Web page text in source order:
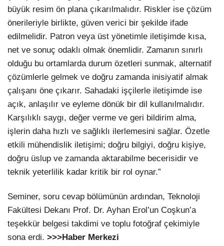
büyük resim ön plana çıkarılmalıdır. Riskler ise çözüm
önerileriyle birlikte, güven verici bir şekilde ifade
edilmelidir. Patron veya üst yönetimle iletişimde kısa,
net ve sonuç odaklı olmak önemlidir. Zamanın sınırlı
olduğu bu ortamlarda durum özetleri sunmak, alternatif
çözümlerle gelmek ve doğru zamanda inisiyatif almak
çalışanı öne çıkarır. Sahadaki işçilerle iletişimde ise
açık, anlaşılır ve eyleme dönük bir dil kullanılmalıdır.
Karşılıklı saygı, değer verme ve geri bildirim alma,
işlerin daha hızlı ve sağlıklı ilerlemesini sağlar. Özetle
etkili mühendislik iletişimi; doğru bilgiyi, doğru kişiye,
doğru üslup ve zamanda aktarabilme becerisidir ve
teknik yeterlilik kadar kritik bir rol oynar.”
Seminer, soru cevap bölümünün ardından, Teknoloji
Fakültesi Dekanı Prof. Dr. Ayhan Erol’un Coşkun’a
teşekkür belgesi takdimi ve toplu fotoğraf çekimiyle
sona erdi. >>>Haber Merkezi